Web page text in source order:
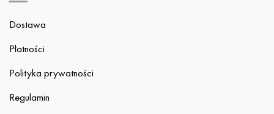
Dostawa
Płatności
Polityka prywatności
Regulamin